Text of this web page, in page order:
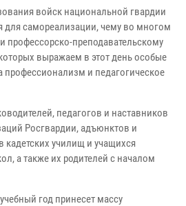
войск национальной гвардии
для самореализации, чему во многом
преподавательскому
выражаем в этот день особые
профессионализм и педагогическое
педагогов и наставников
Росгвардии, адъюнктов и
кадетских училищ и учащихся
а также их родителей с началом
год принесет массу